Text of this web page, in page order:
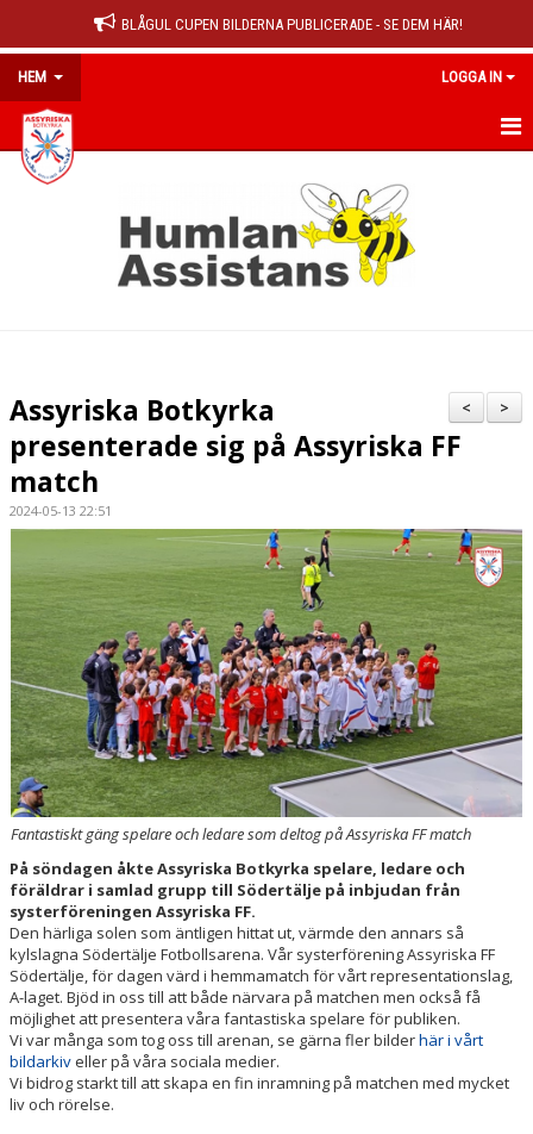
BLÅGUL CUPEN BILDERNA PUBLICERADE - SE DEM HÄR!
HEM LOGGA IN
HEM
MATCHER
DOKUMENT
VÅRA LAG/LEDARE
KONTAKT
>
<
Assyriska Botkyrka
presenterade sig på Assyriska FF
match
2024-05-13 22:51
Fantastiskt gäng spelare och ledare som deltog på Assyriska FF match
På söndagen åkte Assyriska Botkyrka spelare, ledare och
föräldrar i samlad grupp till Södertälje på inbjudan från
systerföreningen Assyriska FF.
Den härliga solen som äntligen hittat ut, värmde den annars så
kylslagna Södertälje Fotbollsarena. Vår systerförening Assyriska FF
Södertälje, för dagen värd i hemmamatch för vårt representationslag,
A-laget. Bjöd in oss till att både närvara på matchen men också få
möjlighet att presentera våra fantastiska spelare för publiken.
Vi var många som tog oss till arenan, se gärna fler bilderhär i vårt
bildarkiveller på våra sociala medier.
Vi bidrog starkt till att skapa en fin inramning på matchen med mycket
liv och rörelse.